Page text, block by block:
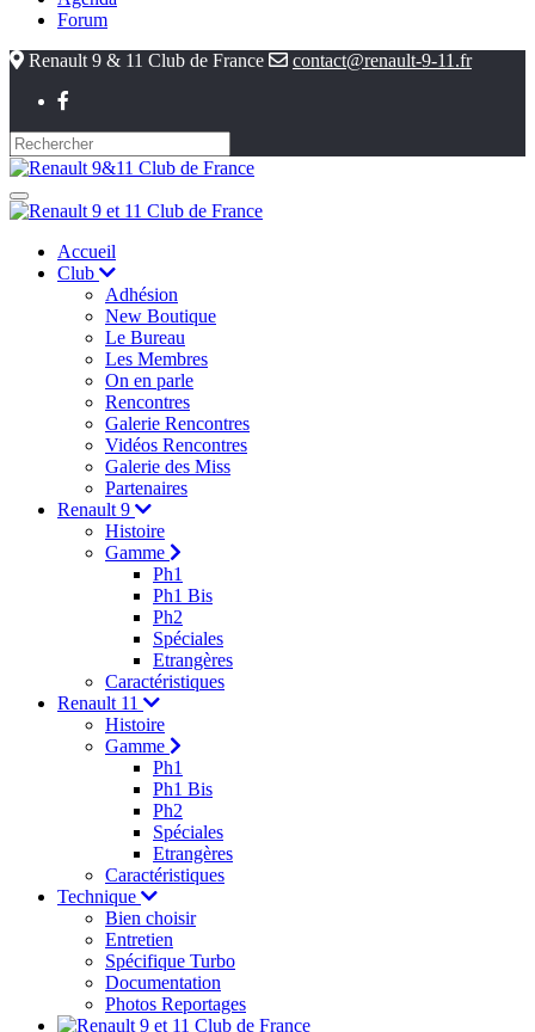
Forum
Renault 9 & 11 Club de France
contact@renault-9-11.fr
Accueil
Club
Adhésion
New Boutique
Le Bureau
Les Membres
On en parle
Rencontres
Galerie Rencontres
Vidéos Rencontres
Galerie des Miss
Partenaires
Renault 9
Histoire
Gamme
Ph1
Ph1 Bis
Ph2
Spéciales
Etrangères
Caractéristiques
Renault 11
Histoire
Gamme
Ph1
Ph1 Bis
Ph2
Spéciales
Etrangères
Caractéristiques
Technique
Bien choisir
Entretien
Spécifique Turbo
Documentation
Photos Reportages